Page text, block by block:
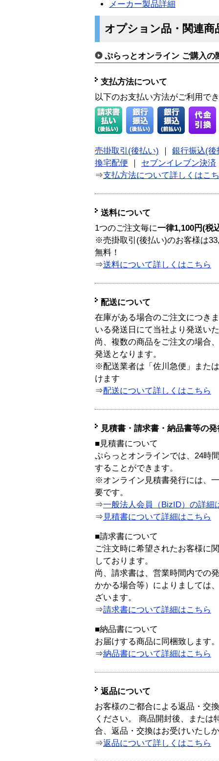
メーカー製品詳細
オプション品・関連商
ぷらっとオンライン ご購入の
支払方法について
以下のお支払い方法がご利用で
売掛取引(後払い) ｜ 銀行振込(後
換宅配便 ｜ セブンイレブン決済
⇒支払方法について詳しくはこ
送料について
1つのご注文毎に一律1,100円(税
※売掛取引(後払い)のお客様は
無料！
⇒送料について詳しくはこちら
配送について
在庫がある場合のご注文につき
いる発送日にて当社より発送い
尚、複数の商品をご注文の場合
発送となります。
※配送業者は「佐川急便」また
けます
⇒配送について詳しくはこちら
見積書・請求書・納品書等の
■見積書について
ぷらっとオンラインでは、24時
することができます。
※オンライン見積書発行には、
要です。
⇒一般法人会員（BizID）の詳細
⇒ 見積書について詳細はこちら
■請求書について
ご注文時に希望されたお客様に
しております。
尚、請求書は、営業時間内での
かかる場合等）によりましては
ざいます。
⇒請求書について詳細はこちら
■納品書について
お届けする商品に同梱致します。
⇒納品書について詳細はこちら
返品について
お客様のご都合による返品・交
ください。 商品開封後、または
合、返品・交換はお受けいたし
⇒返品について詳しくはこちら